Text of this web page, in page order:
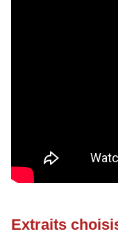
Extraits